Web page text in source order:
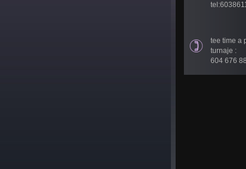
tee time a
turnaje :
604 676